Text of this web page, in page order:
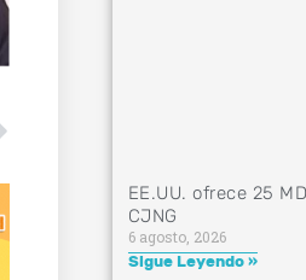
EE.UU. ofrece 25
CJNG
6 agosto, 2026
Sigue Leyendo »